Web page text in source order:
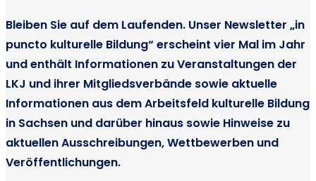
Bleiben Sie auf dem Laufenden. Unser Newsletter „in
puncto kulturelle Bildung“ erscheint vier Mal im Jahr
und enthält Informationen zu Veranstaltungen der
LKJ und ihrer Mitgliedsverbände sowie aktuelle
Informationen aus dem Arbeitsfeld kulturelle Bildung
in Sachsen und darüber hinaus sowie Hinweise zu
aktuellen Ausschreibungen, Wettbewerben und
Veröffentlichungen.